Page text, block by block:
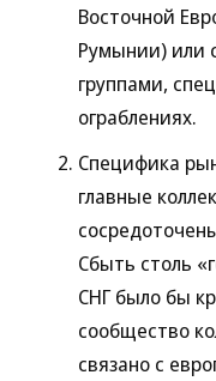
Восточной
Румынии) или
группами,
ограблениях.
Специфика
главные
Сбыть столь
СНГ было бы
сообщество
связано с